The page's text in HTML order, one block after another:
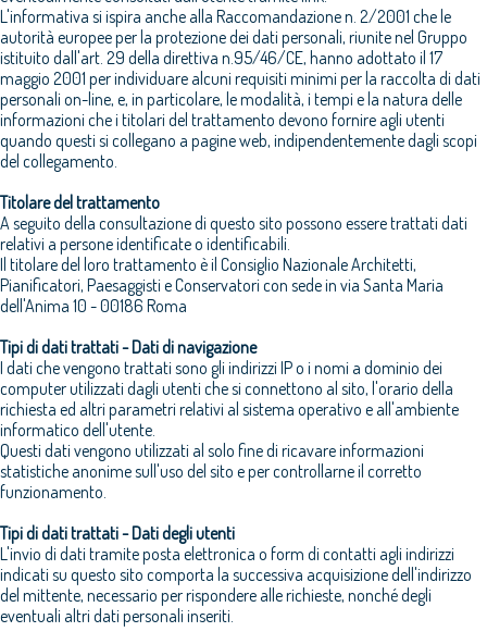
L'informativa si ispira anche alla Raccomandazione n. 2/2001 che le
autorità europee per la protezione dei dati personali, riunite nel Gruppo
istituito dall'art. 29 della direttiva n.95/46/CE, hanno adottato il 17
maggio 2001 per individuare alcuni requisiti minimi per la raccolta di dati
personali on-line, e, in particolare, le modalità, i tempi e la natura delle
informazioni che i titolari del trattamento devono fornire agli utenti
quando questi si collegano a pagine web, indipendentemente dagli scopi
del collegamento.
Titolare del trattamento
A seguito della consultazione di questo sito possono essere trattati dati
relativi a persone identificate o identificabili.
Il titolare del loro trattamento è il Consiglio Nazionale Architetti,
Pianificatori, Paesaggisti e Conservatori con sede in via Santa Maria
dell'Anima 10 - 00186 Roma
Tipi di dati trattati - Dati di navigazione
I dati che vengono trattati sono gli indirizzi IP o i nomi a dominio dei
computer utilizzati dagli utenti che si connettono al sito, l'orario della
richiesta ed altri parametri relativi al sistema operativo e all'ambiente
informatico dell'utente.
Questi dati vengono utilizzati al solo fine di ricavare informazioni
statistiche anonime sull'uso del sito e per controllarne il corretto
funzionamento.
Tipi di dati trattati - Dati degli utenti
L'invio di dati tramite posta elettronica o form di contatti agli indirizzi
indicati su questo sito comporta la successiva acquisizione dell'indirizzo
del mittente, necessario per rispondere alle richieste, nonché degli
eventuali altri dati personali inseriti.